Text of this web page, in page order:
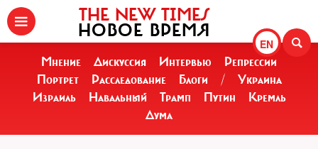
EN
THE NEW TIMES
НОВОЕ ВРЕМЯ
Мнение Дискуссия Интервью
Репрессии
Портрет
Расследование Блоги /
Украина
Израиль
Навальный Трамп Путин
Кремль
Дума